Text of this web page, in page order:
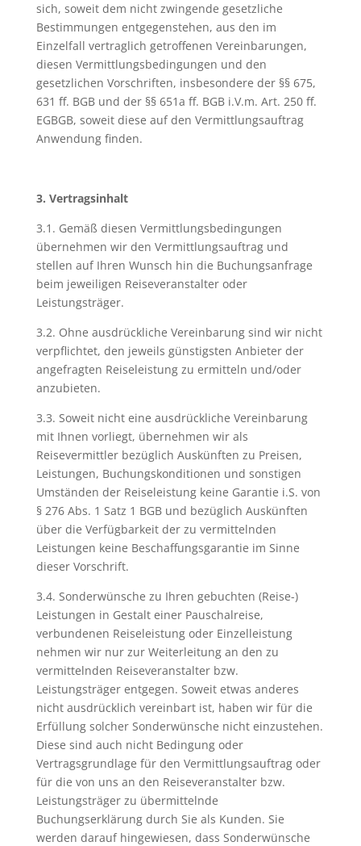
sich, soweit dem nicht zwingende gesetzliche
Bestimmungen entgegenstehen, aus den im
Einzelfall vertraglich getroffenen Vereinbarungen,
diesen Vermittlungsbedingungen und den
gesetzlichen Vorschriften, insbesondere der §§ 675,
631 ff. BGB und der §§ 651a ff. BGB i.V.m. Art. 250 ff.
EGBGB, soweit diese auf den Vermittlungsauftrag
Anwendung finden.
3. Vertragsinhalt
3.1. Gemäß diesen Vermittlungsbedingungen
übernehmen wir den Vermittlungsauftrag und
stellen auf Ihren Wunsch hin die Buchungsanfrage
beim jeweiligen Reiseveranstalter oder
Leistungsträger.
3.2. Ohne ausdrückliche Vereinbarung sind wir nicht
verpflichtet, den jeweils günstigsten Anbieter der
angefragten Reiseleistung zu ermitteln und/oder
anzubieten.
3.3. Soweit nicht eine ausdrückliche Vereinbarung
mit Ihnen vorliegt, übernehmen wir als
Reisevermittler bezüglich Auskünften zu Preisen,
Leistungen, Buchungskonditionen und sonstigen
Umständen der Reiseleistung keine Garantie i.S. von
§ 276 Abs. 1 Satz 1 BGB und bezüglich Auskünften
über die Verfügbarkeit der zu vermittelnden
Leistungen keine Beschaffungsgarantie im Sinne
dieser Vorschrift.
3.4. Sonderwünsche zu Ihren gebuchten (Reise-)
Leistungen in Gestalt einer Pauschalreise,
verbundenen Reiseleistung oder Einzelleistung
nehmen wir nur zur Weiterleitung an den zu
vermittelnden Reiseveranstalter bzw.
Leistungsträger entgegen. Soweit etwas anderes
nicht ausdrücklich vereinbart ist, haben wir für die
Erfüllung solcher Sonderwünsche nicht einzustehen.
Diese sind auch nicht Bedingung oder
Vertragsgrundlage für den Vermittlungsauftrag oder
für die von uns an den Reiseveranstalter bzw.
Leistungsträger zu übermittelnde
Buchungserklärung durch Sie als Kunden. Sie
werden darauf hingewiesen, dass Sonderwünsche